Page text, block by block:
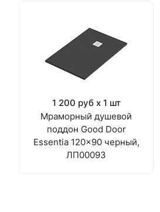
1 200 руб x 1 шт
Мраморный душевой
поддон Good Door
Essentia 120x90 черный,
ЛП00093